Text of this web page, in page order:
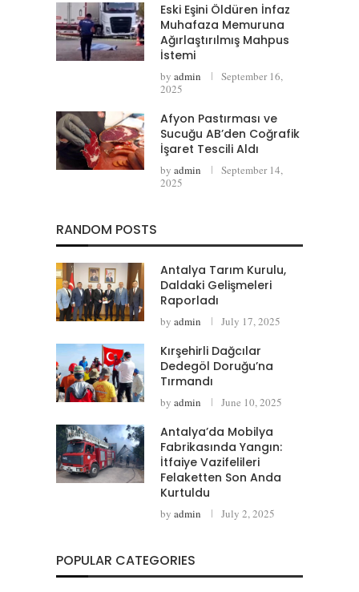
Eski Eşini Öldüren İnfaz
Muhafaza Memuruna
Ağırlaştırılmış Mahpus
İstemi
by admin
September 16,
2025
Afyon Pastırması ve
Sucuğu AB’den Coğrafik
İşaret Tescili Aldı
by admin
September 14,
2025
RANDOM POSTS
Antalya Tarım Kurulu,
Daldaki Gelişmeleri
Raporladı
by admin July 17, 2025
Kırşehirli Dağcılar
Dedegöl Doruğu’na
Tırmandı
by admin June 10, 2025
Antalya’da Mobilya
Fabrikasında Yangın:
İtfaiye Vazifelileri
Felaketten Son Anda
Kurtuldu
by admin July 2, 2025
POPULAR CATEGORIES